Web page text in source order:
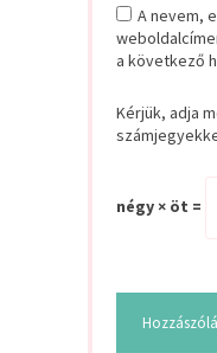
A nevem,
a következő
Kérjük, adja
négy × öt =